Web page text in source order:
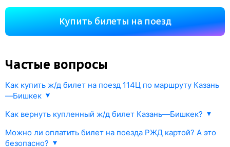
Купить билеты на поезд
Частые вопросы
Как купить ж/д билет на поезд 114Ц по маршруту Казань
—Бишкек
В ответ мы найдем информацию РЖД о наличии жд билетов
и их стоимости.
2. Выберите поезд 114Ц , либо другой подходящий вам поезд,
Как вернуть купленный ж/д билет Казань—Бишкек?
в соответствии с правилами РЖД.
Можно ли оплатить билет на поезда РЖД картой? А это
безопасно?